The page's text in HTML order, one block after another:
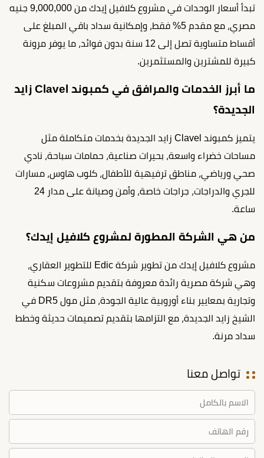
تبدأ أسعار الوحدات في مشروع كلافيل إيدك من 9,000,000 جنيه
مصري، مع مقدم 5% فقط، وإمكانية سداد باقي المبلغ على
أقساط متساوية تصل إلى 12 سنة بدون فوائد، ما يوفر مرونة
كبيرة للمشترين والمستثمرين.
ما أبرز الخدمات والمرافق في كمبوند Clavel زايد
الجديدة؟
يتميز كمبوند Clavel زايد الجديدة بخدمات متكاملة مثل
مساحات خضراء واسعة، بحيرات صناعية، حمامات سباحة، نادي
صحي ورياضي، مناطق ترفيهية للأطفال، كلوب هاوس، مسارات
للجري والدراجات، جراجات خاصة، وأمن وصيانة على مدار 24
ساعة.
من هي الشركة المطورة لمشروع كلافيل إيدك؟
مشروع كلافيل إيدك من تطوير شركة Edic للتطوير العقاري،
وهي شركة مصرية رائدة معروفة بتقديم مشروعات سكنية
وتجارية بمعايير بناء أوروبية عالية الجودة، مثل مول DR5 في
الشيخ زايد الجديدة، مع التزامها بتقديم تصميمات حديثة وخطط
سداد مرنة.
تواصل معنا